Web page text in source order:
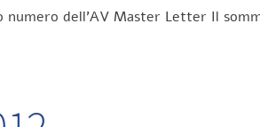
dell’AV Master Letter Il